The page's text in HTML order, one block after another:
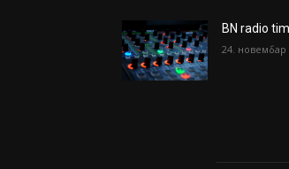
BN radio tim
24. новембар